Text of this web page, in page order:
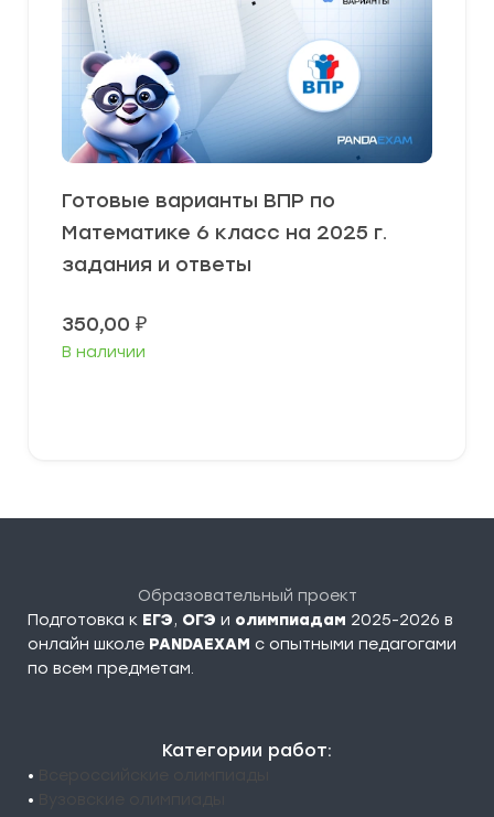
Готовые варианты ВПР по
Математике 6 класс на 2025 г.
задания и ответы
350,00 ₽
В наличии
Образовательный проект
Подготовка к ЕГЭ, ОГЭ и олимпиадам 2025-2026 в
онлайн школе PANDAEXAM c опытными педагогами
по всем предметам.
Категории работ:
•
•